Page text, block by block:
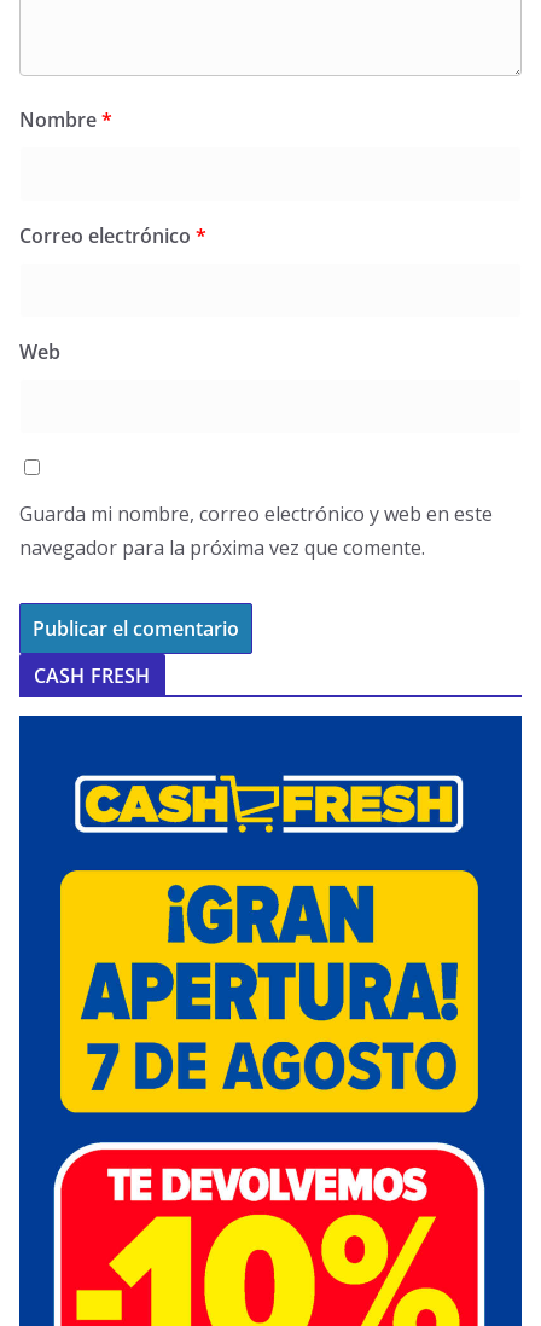
Nombre*
Correo electrónico *
Web
Guarda mi nombre, correo electrónico y web en este
navegador para la próxima vez que comente.
CASH FRESH